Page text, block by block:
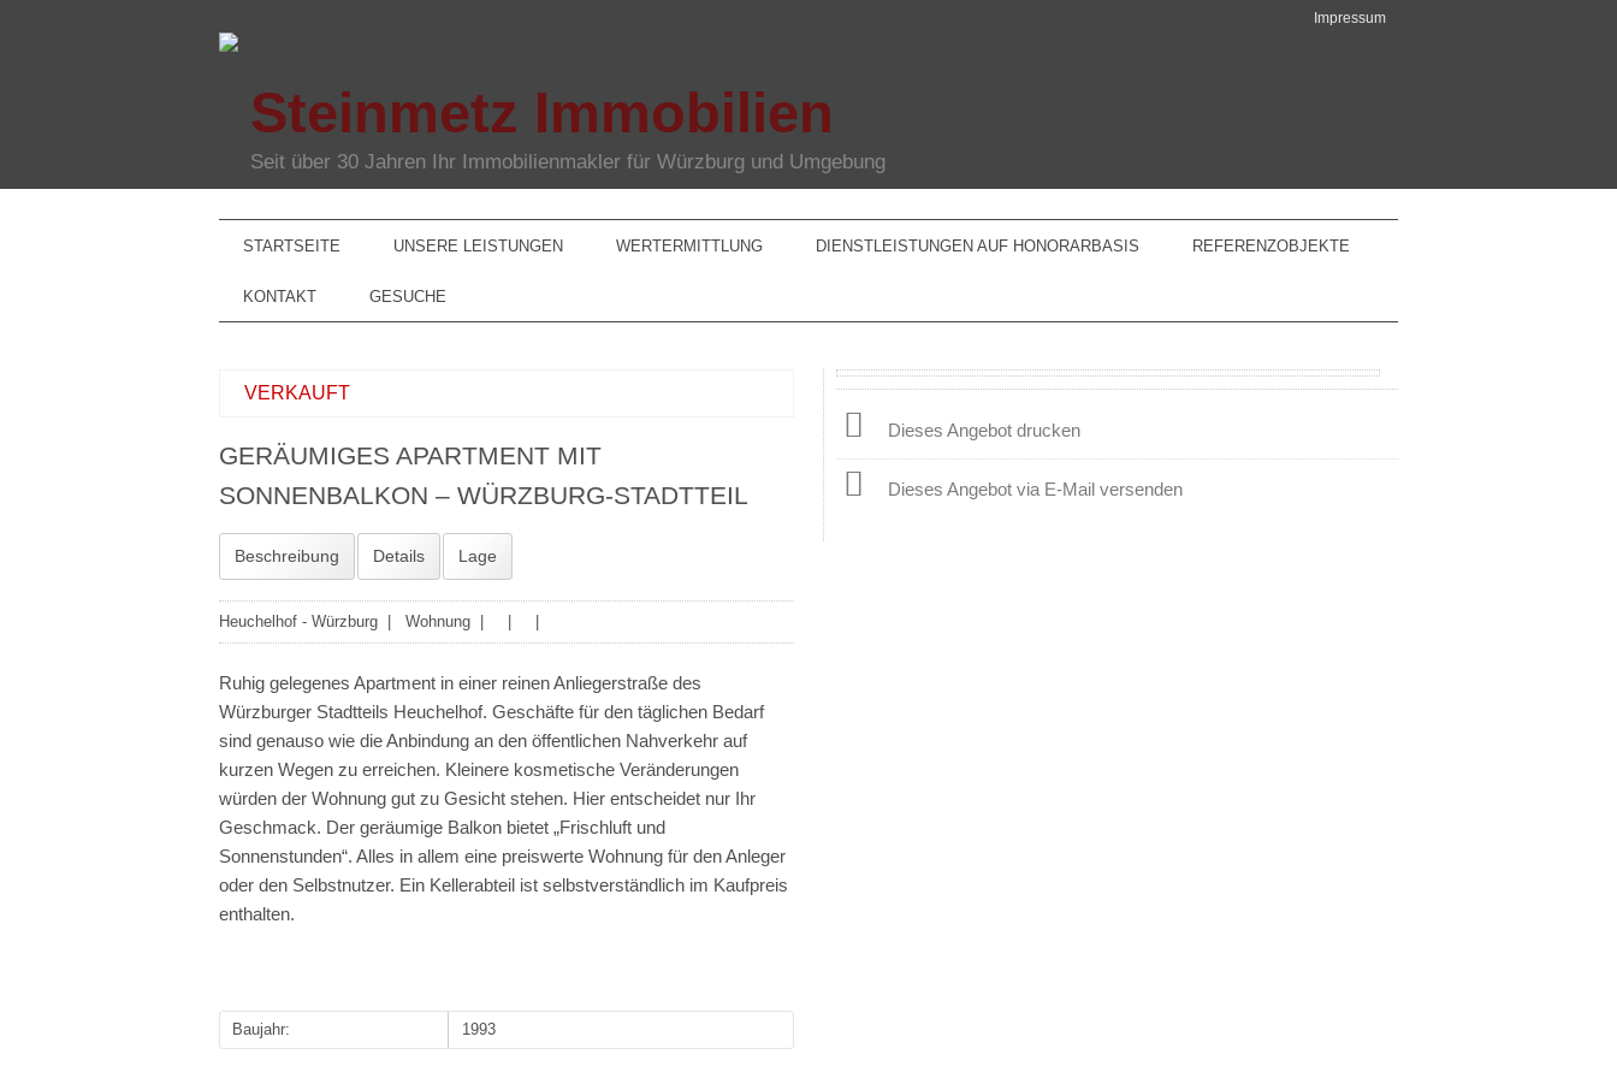
Impressum
Steinmetz Immobilien
Seit über 30 Jahren Ihr Immobilienmakler für Würzburg und Umgebung
STARTSEITE UNSERE LEISTUNGEN WERTERMITTLUNG DIENSTLEISTUNGEN AUF HONORARBASIS REFERENZOBJEKTE
KONTAKT GESUCHE
VERKAUFT
GERÄUMIGES APARTMENT MIT
SONNENBALKON – WÜRZBURG-STADTTEIL
Beschreibung Details Lage
Heuchelhof - Würzburg | Wohnung | | |
Ruhig gelegenes Apartment in einer reinen Anliegerstraße des
Würzburger Stadtteils Heuchelhof. Geschäfte für den täglichen Bedarf
sind genauso wie die Anbindung an den öffentlichen Nahverkehr auf
kurzen Wegen zu erreichen. Kleinere kosmetische Veränderungen
würden der Wohnung gut zu Gesicht stehen. Hier entscheidet nur Ihr
Geschmack. Der geräumige Balkon bietet „Frischluft und
Sonnenstunden“. Alles in allem eine preiswerte Wohnung für den Anleger
oder den Selbstnutzer. Ein Kellerabteil ist selbstverständlich im Kaufpreis
enthalten.
Baujahr: 1993
Dieses Angebot drucken
Dieses Angebot via E-Mail versenden